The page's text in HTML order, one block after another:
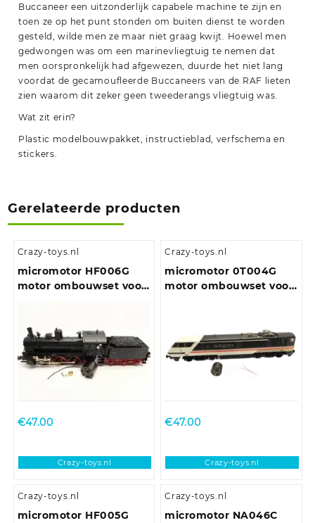
Buccaneer een uitzonderlijk capabele machine te zijn en
toen ze op het punt stonden om buiten dienst te worden
gesteld, wilde men ze maar niet graag kwijt. Hoewel men
gedwongen was om een marinevliegtuig te nemen dat
men oorspronkelijk had afgewezen, duurde het niet lang
voordat de gecamoufleerde Buccaneers van de RAF lieten
zien waarom dit zeker geen tweederangs vliegtuig was.
Wat zit erin?
Plastic modelbouwpakket, instructieblad, verfschema en
stickers.
Gerelateerde producten
Crazy-toys.nl
micromotor HF006G
motor ombouwset voor
€47.00
Crazy-toys.nl
Crazy-toys.nl
micromotor 0T004G
motor ombouwset voor
Class 86, Class 90, Class
91 , Class 110, Class 253 ,
Class 370 en andere
BO-BO locomotieven
€47.00
Crazy-toys.nl
Crazy-toys.nl
micromotor HF005G
Crazy-toys.nl
micromotor NA046C